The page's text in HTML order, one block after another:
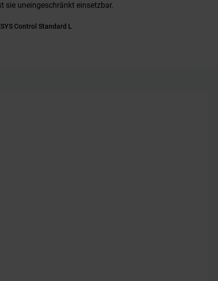
sie uneingeschränkt einsetzbar.
Control Standard L